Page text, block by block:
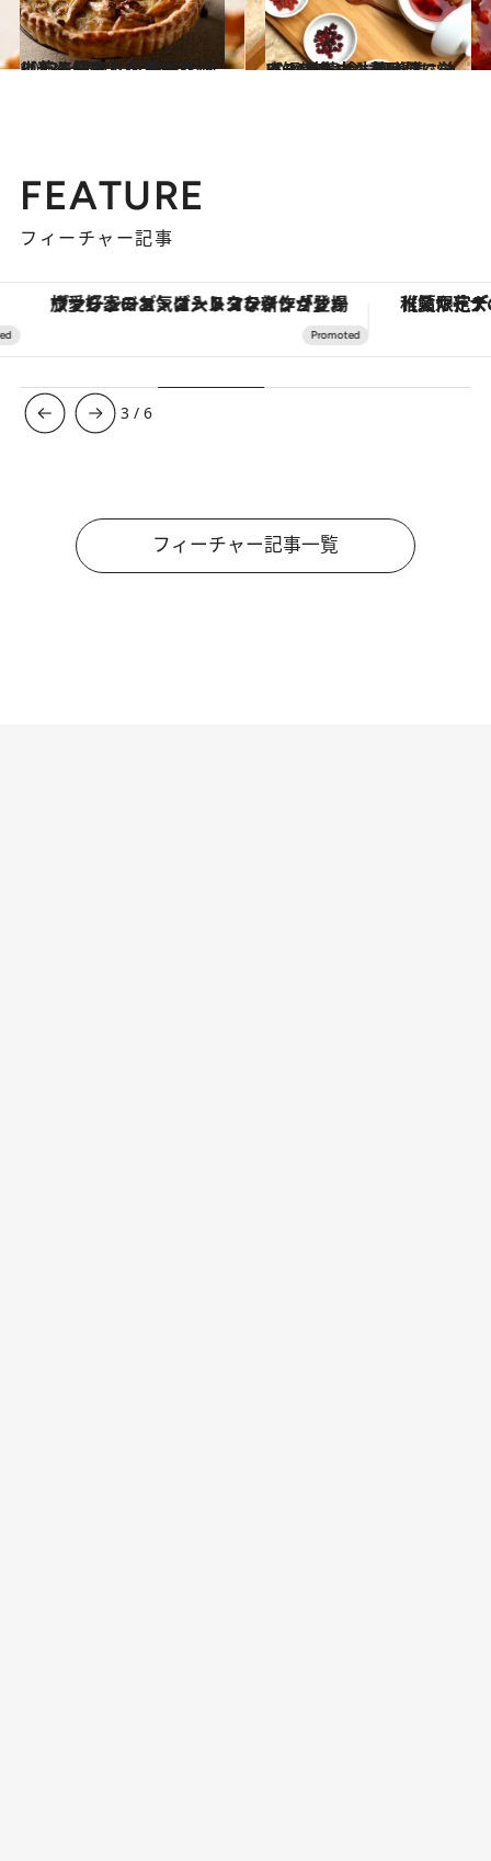
2023.11.16
【#3を読む】「疲労を感じたら鰻より山芋」女は山芋と仲良くなるべし
ビューティ＆ヘルス 2023.11.16
【#4を読む】7日間で学ぶ短期集中・薬膳講座。“赤い食材”は何に効く？
ビューティ＆ヘルス
FEATURE
フィーチャー記事
ヴァシュロン・コンスタンタン「オーヴァーシーズ・オートマティック」。旅愛好家のお気に入りコレクションから、ジェンダーレスな新作が登場 【夏限定ディナーコース】旬を
3 /6
フィーチャー記事一覧